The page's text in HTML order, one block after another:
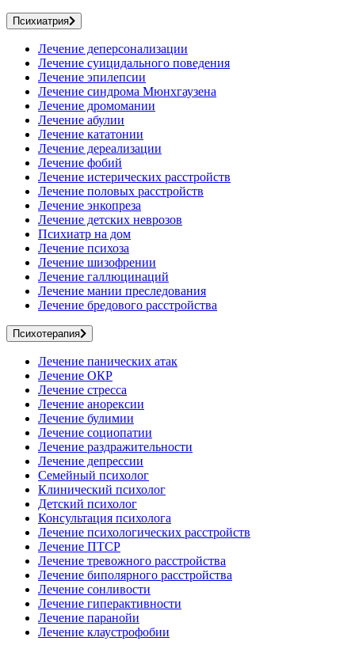
Психиатрия
Лечение деперсонализации
Лечение суицидального поведения
Лечение эпилепсии
Лечение синдрома Мюнхгаузена
Лечение дромомании
Лечение абулии
Лечение кататонии
Лечение дереализации
Лечение фобий
Лечение истерических расстройств
Лечение половых расстройств
Лечение энкопреза
Лечение детских неврозов
Психиатр на дом
Лечение психоза
Лечение шизофрении
Лечение галлюцинаций
Лечение мании преследования
Лечение бредового расстройства
Психотерапия
Лечение панических атак
Лечение ОКР
Лечение стресса
Лечение анорексии
Лечение булимии
Лечение социопатии
Лечение раздражительности
Лечение депрессии
Семейный психолог
Клинический психолог
Детский психолог
Консультация психолога
Лечение психологических расстройств
Лечение ПТСР
Лечение тревожного расстройства
Лечение биполярного расстройства
Лечение сонливости
Лечение гиперактивности
Лечение паранойи
Лечение клаустрофобии